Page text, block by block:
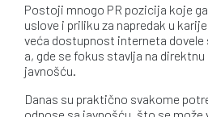
Postoji mnogo PR pozicija koje
uslove i priliku za napredak u
veća dostupnost interneta dovele
a, gde se fokus stavlja na
javnošću.
Danas su praktično svakome
odnose sa javnošću, što se